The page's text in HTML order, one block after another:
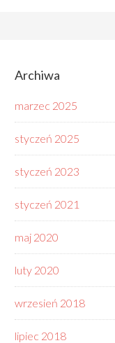
Archiwa
marzec 2025
styczeń 2025
styczeń 2023
styczeń 2021
maj 2020
luty 2020
wrzesień 2018
lipiec 2018